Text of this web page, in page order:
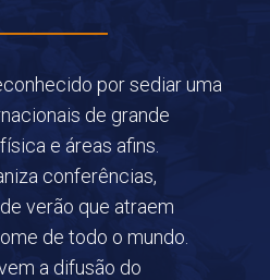
por sediar uma
de grande
e áreas afins.
conferências,
verão que atraem
de todo o mundo.
a difusão do